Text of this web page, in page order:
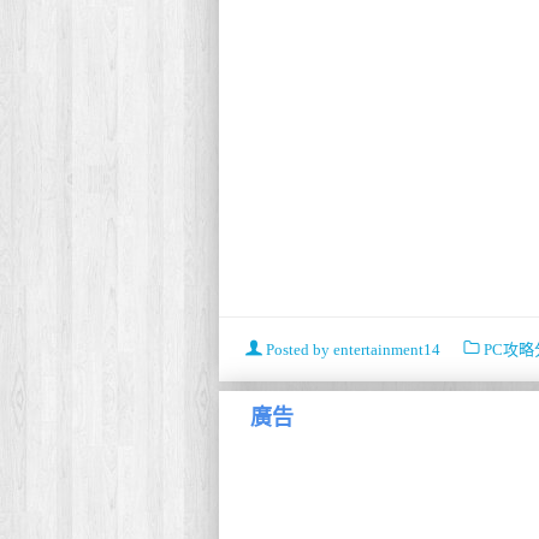
Posted by entertainment14 PC攻略
廣告